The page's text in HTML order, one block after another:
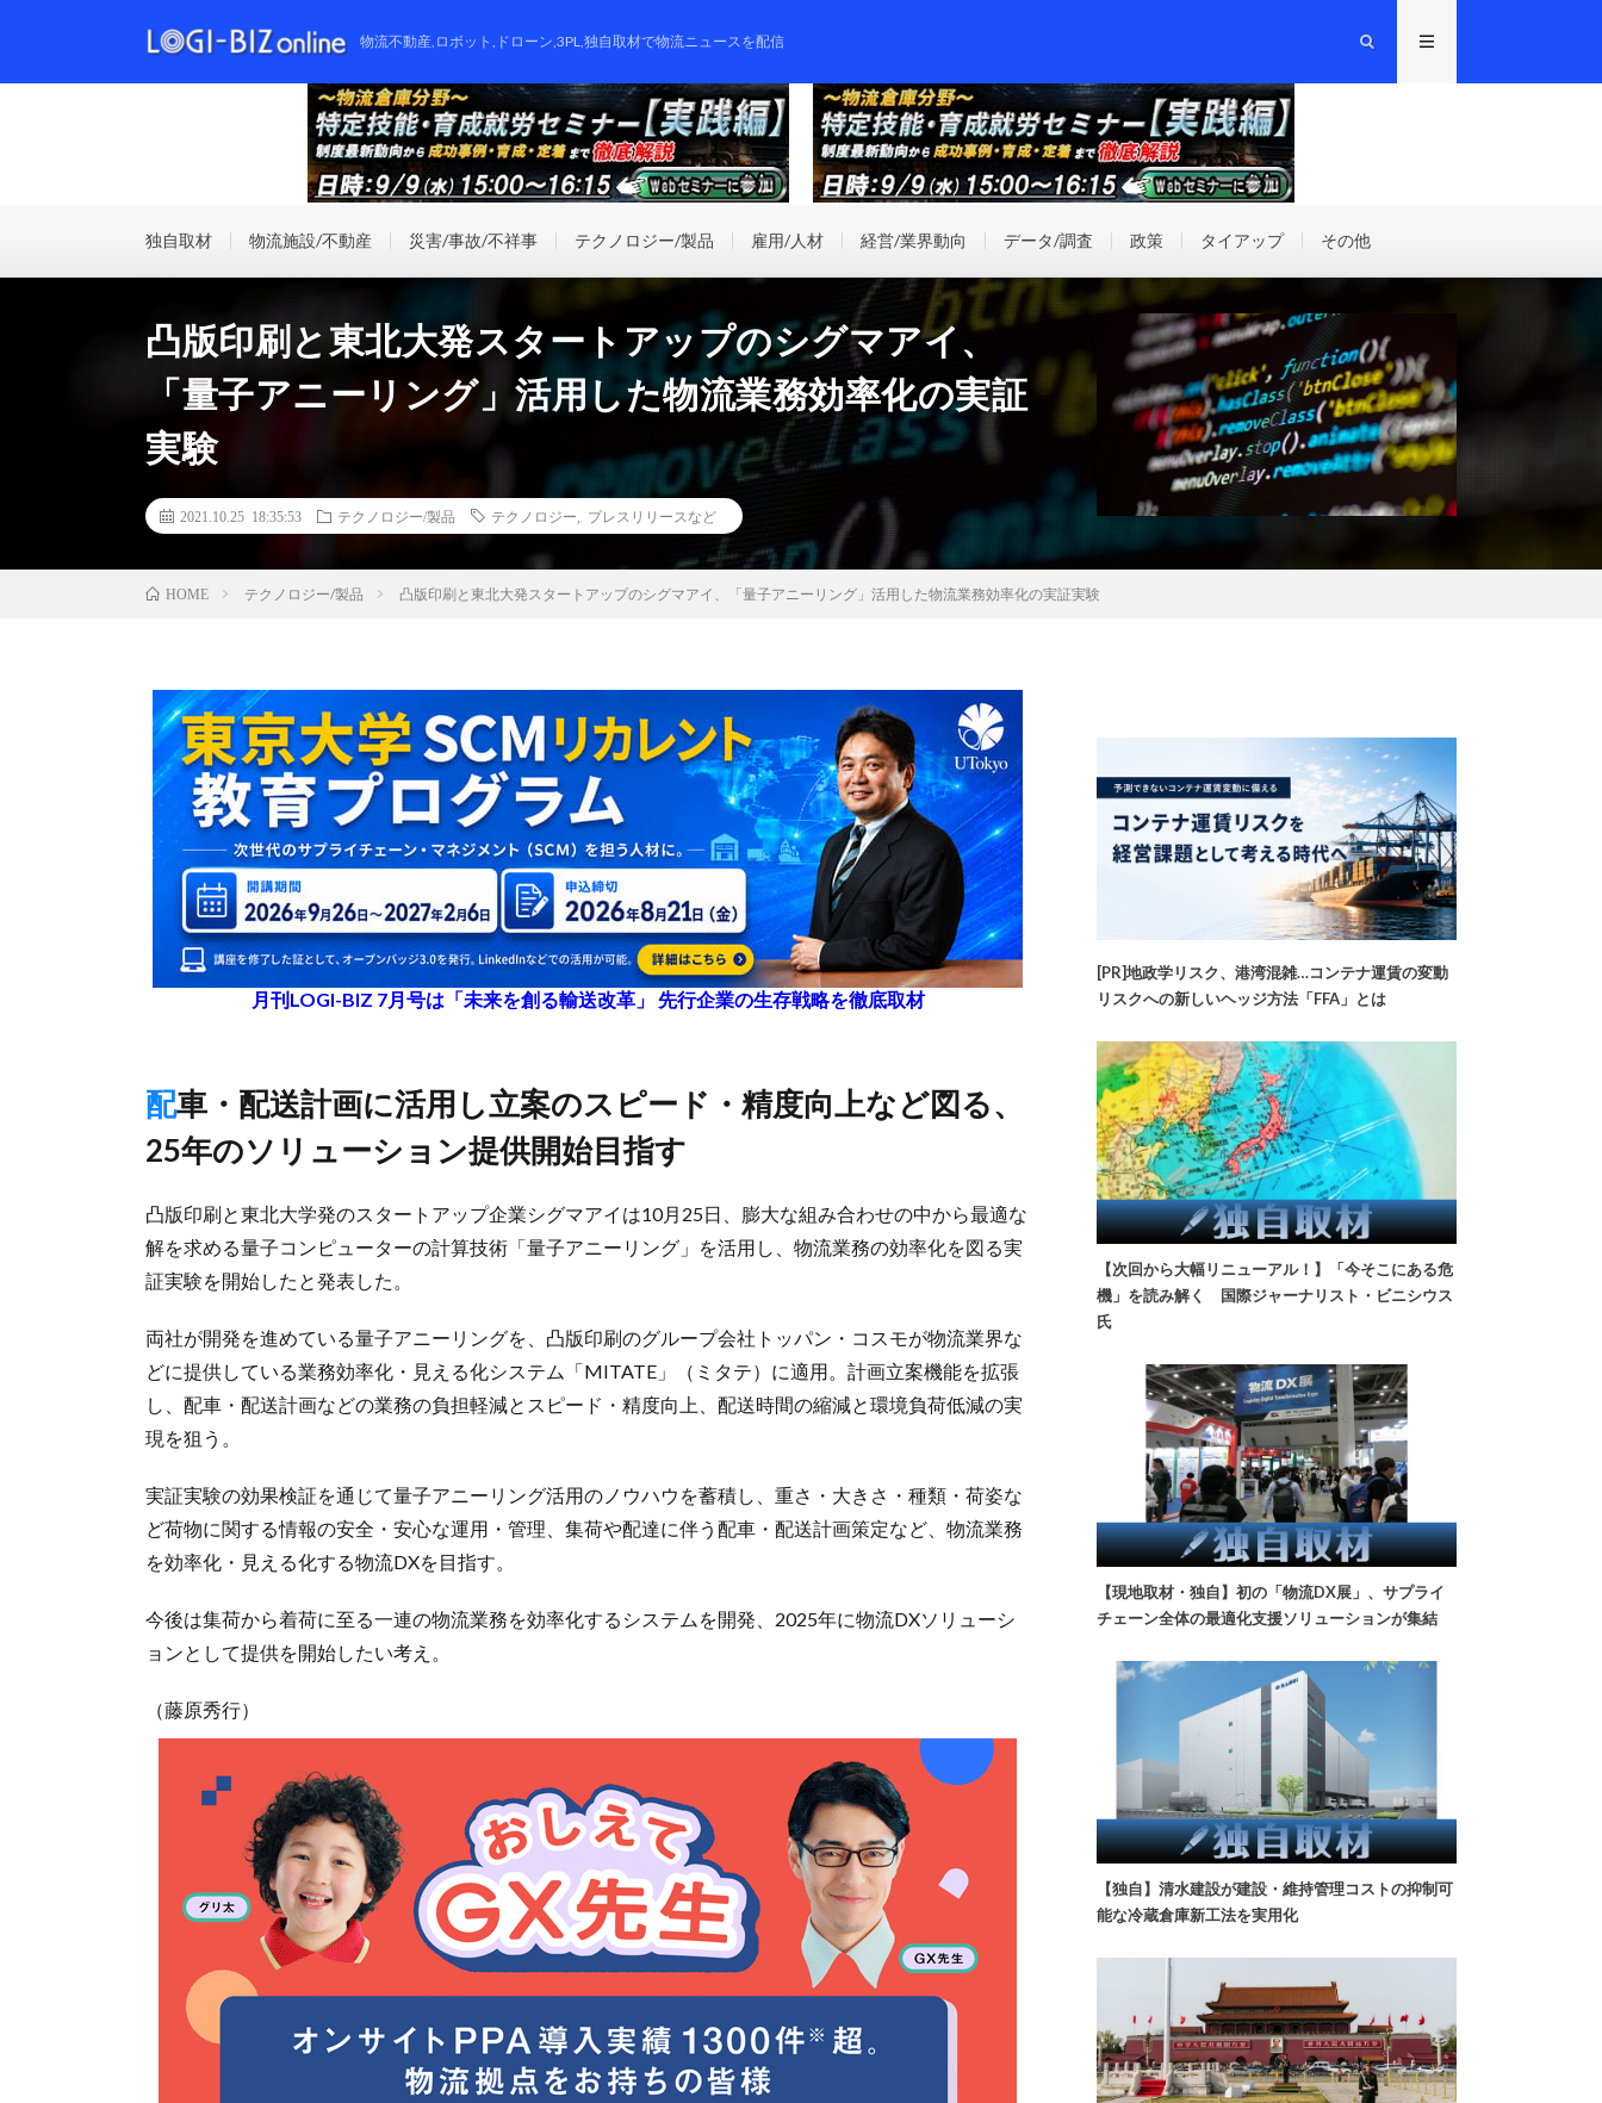
物流不動産,ロボット,ドローン,3PL,独自取材で物流ニュースを配信
独自取材 物流施設/不動産 災害/事故/不祥事 テクノロジー/製品 雇用/人材 経営/業界動向 データ/調査 政策 タイアップ その他
凸版印刷と東北大発スタートアップのシグマアイ、
「量子アニーリング」活用した物流業務効率化の実証
実験
2021.10.25 18:35:53 テクノロジー/製品 テクノロジー プレスリリースなど
HOME テクノロジー/製品 凸版印刷と東北大発スタートアップのシグマアイ、「量子アニーリング」活用した物流業務効率化の実証実験
月刊LOGI-BIZ 7月号は「未来を創る輸送改革」 先行企業の生存戦略を徹底取材
配車・配送計画に活用し立案のスピード・精度向上など図る、
25年のソリューション提供開始目指す
凸版印刷と東北大学発のスタートアップ企業シグマアイは10月25日、膨大な組み合わせの中から最適な
解を求める量子コンピューターの計算技術「量子アニーリング」を活用し、物流業務の効率化を図る実
証実験を開始したと発表した。
両社が開発を進めている量子アニーリングを、凸版印刷のグループ会社トッパン・コスモが物流業界な
どに提供している業務効率化・見える化システム「MITATE」（ミタテ）に適用。計画立案機能を拡張
し、配車・配送計画などの業務の負担軽減とスピード・精度向上、配送時間の縮減と環境負荷低減の実
現を狙う。
実証実験の効果検証を通じて量子アニーリング活用のノウハウを蓄積し、重さ・大きさ・種類・荷姿な
ど荷物に関する情報の安全・安心な運用・管理、集荷や配達に伴う配車・配送計画策定など、物流業務
を効率化・見える化する物流DXを目指す。
今後は集荷から着荷に至る一連の物流業務を効率化するシステムを開発、2025年に物流DXソリューシ
ョンとして提供を開始したい考え。
（藤原秀行）
[PR]地政学リスク、港湾混雑…コンテナ運賃の変動
リスクへの新しいヘッジ方法「FFA」とは
【次回から大幅リニューアル！】「今そこにある危
機」を読み解く 国際ジャーナリスト・ビニシウス
氏
【現地取材・独自】初の「物流DX展」、サプライ
チェーン全体の最適化支援ソリューションが集結
【独自】清水建設が建設・維持管理コストの抑制可
能な冷蔵倉庫新工法を実用化